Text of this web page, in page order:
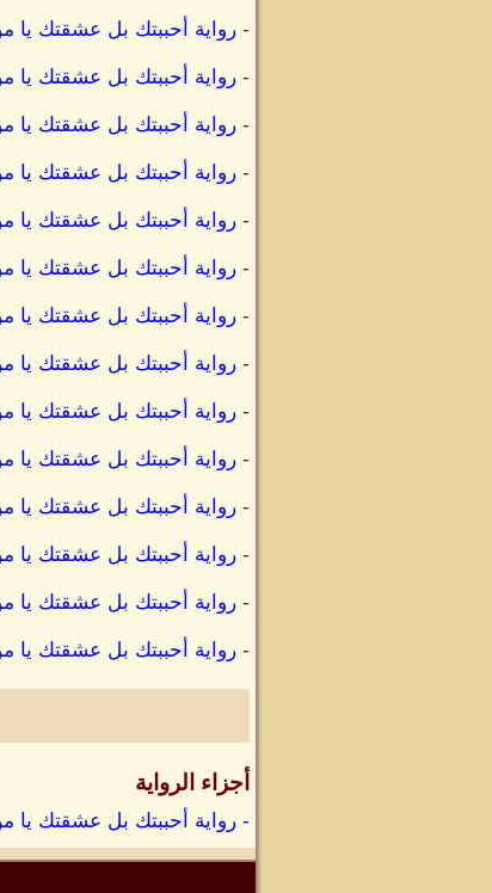
- رواية أحببتك بل عشقتك
- رواية أحببتك بل عشقتك يا
- رواية أحببتك بل عشقتك يا
- رواية أحببتك بل عشقتك يا
- رواية أحببتك بل عشقتك يا
- رواية أحببتك بل عشقتك
- رواية أحببتك بل عشقتك
- رواية أحببتك بل عشقتك يا
- رواية أحببتك بل عشقتك يا
- رواية أحببتك بل عشقتك يا
- رواية أحببتك بل عشقتك يا
- رواية أحببتك بل عشقتك يا
- رواية أحببتك بل عشقتك
- رواية أحببتك بل عشقتك يا
أجزاء الرواية
- رواية أحببتك بل عشقتك يا